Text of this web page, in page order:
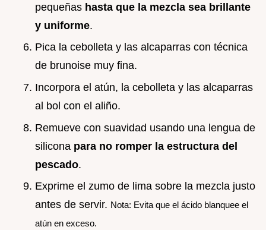
pequeñas hasta que la mezcla sea brillante
y uniforme.
Pica la cebolleta y las alcaparras con técnica
de brunoise muy fina.
Incorpora el atún, la cebolleta y las alcaparras
al bol con el aliño.
Remueve con suavidad usando una lengua de
silicona para no romper la estructura del
pescado.
Exprime el zumo de lima sobre la mezcla justo
antes de servir. Nota: Evita que el ácido blanquee el
atún en exceso.